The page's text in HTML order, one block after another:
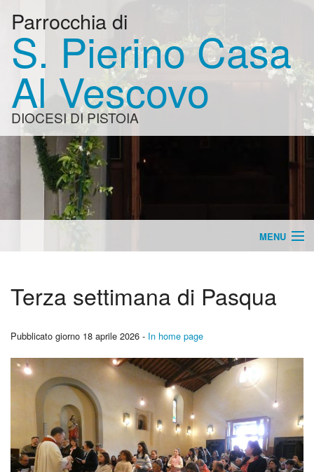
Parrocchia di
S. Pierino Casa
Al Vescovo
DIOCESI DI PISTOIA
MENU
Appuntamenti
Catechismo
Foto
La nostra storia
Terza settimana di Pasqua
Pubblicato giorno 18 aprile 2026 - In home page